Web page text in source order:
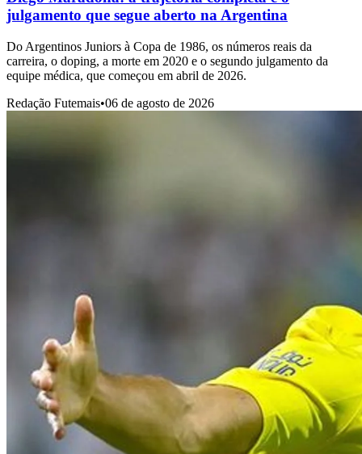
julgamento que segue aberto na Argentina
Do Argentinos Juniors à Copa de 1986, os números reais da
carreira, o doping, a morte em 2020 e o segundo julgamento da
equipe médica, que começou em abril de 2026.
Redação Futemais•06 de agosto de 2026